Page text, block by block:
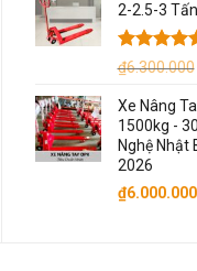
2-2.5-3
Được xếp
5 sao
₫6.300.000
Xe Nâng
1500kg -
Nghệ Nhật
2026
₫6.000.000